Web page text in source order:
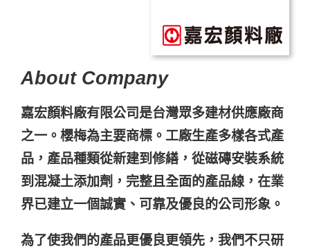
About Company
嘉宏顏料廠有限公司是台灣眾多建材供應廠商
之一。櫻梅為主要商標。工廠生產多樣各式產
品，產品種類從新建到修繕，從磁磚安裝系統
到混凝土添加劑，完整且全面的產品線，在業
界已建立一個誠實、可靠及優良的公司形象。
為了使我們的產品更優良更領先，我們不只研